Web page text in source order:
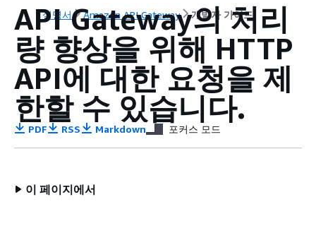
설명서 Amazon API Gateway 개발자 가이드
API Gateway의 처리
량 향상을 위해 HTTP
API에 대한 요청을 제
한할 수 있습니다.
PDF RSS Markdown 포커스 모드
이 페이지에서